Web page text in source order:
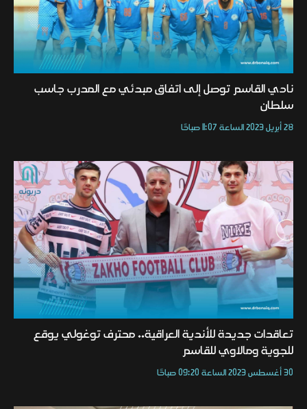
نادي القاسم توصل إلى اتفاق مبدئي مع المدرب جاسب
سلطان
28 أبريل 2023 الساعة 11:07 صباحًا
تعاقدات جديدة للأندية العراقية.. محترف توغولي يوقع
للجوية ومالاوي للقاسم
30 أغسطس 2023 الساعة 09:20 صباحًا